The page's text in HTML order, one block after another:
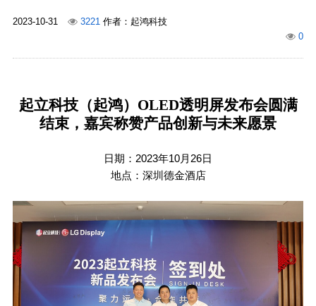
2023-10-31 3221作者：起鸿科技
0
起立科技（起鸿） OLED透明屏发布会圆满
结束，嘉宾称赞产品创新与未来愿景
日期： 2023年10月 26日
地点：深圳德金酒店